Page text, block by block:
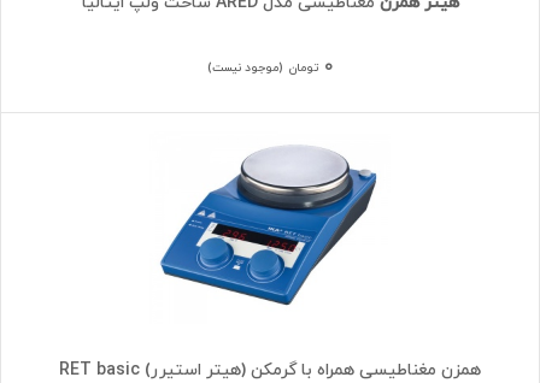
۰ تومان (موجود نیست)
همزن مغناطیسی همراه با گرمکن (هیتر استیرر) RET basic